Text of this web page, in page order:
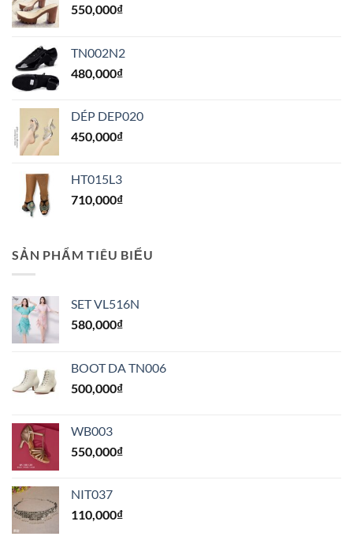
550,000₫
TN002N2
480,000₫
DÉP DEP020
450,000₫
HT015L3
710,000₫
SẢN PHẨM TIÊU BIỂU
SET VL516N
580,000₫
BOOT DA TN006
500,000₫
WB003
550,000₫
NIT037
110,000₫